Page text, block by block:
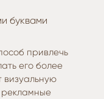
буквами
привлечь
его более
рекламные